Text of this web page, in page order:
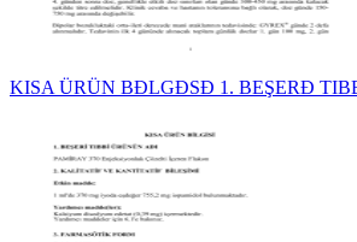
KISA ÜRÜN BĐLGĐSĐ 1. BEŞERĐ